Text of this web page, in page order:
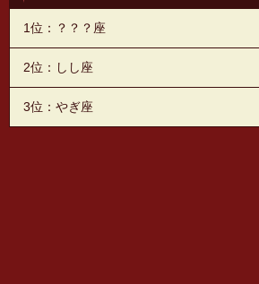
1位：？？？座
2位：しし座
3位：やぎ座